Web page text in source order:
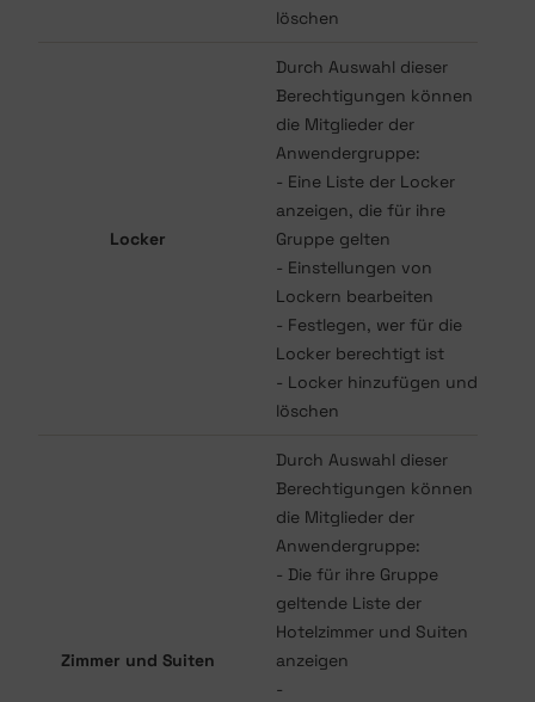
löschen
Locker
Durch Auswahl dieser
Berechtigungen können
die Mitglieder der
Anwendergruppe:
- Eine Liste der Locker
anzeigen, die für ihre
Gruppe gelten
- Einstellungen von
Lockern bearbeiten
- Festlegen, wer für die
Locker berechtigt ist
- Locker hinzufügen und
löschen
Zimmer und Suiten
Durch Auswahl dieser
Berechtigungen können
die Mitglieder der
Anwendergruppe:
- Die für ihre Gruppe
geltende Liste der
Hotelzimmer und Suiten
anzeigen
-